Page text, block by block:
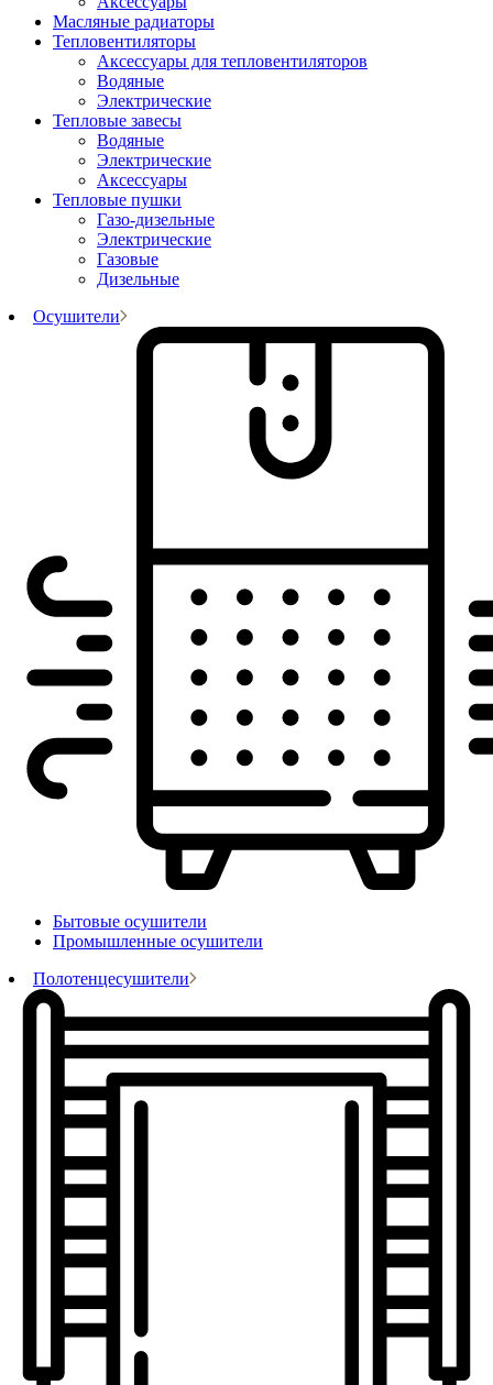
Масляные радиаторы
Тепловентиляторы
Аксессуары для тепловентиляторов
Водяные
Электрические
Тепловые завесы
Водяные
Электрические
Аксессуары
Тепловые пушки
Газо-дизельные
Электрические
Газовые
Дизельные
Осушители
Бытовые осушители
Промышленные осушители
Полотенцесушители